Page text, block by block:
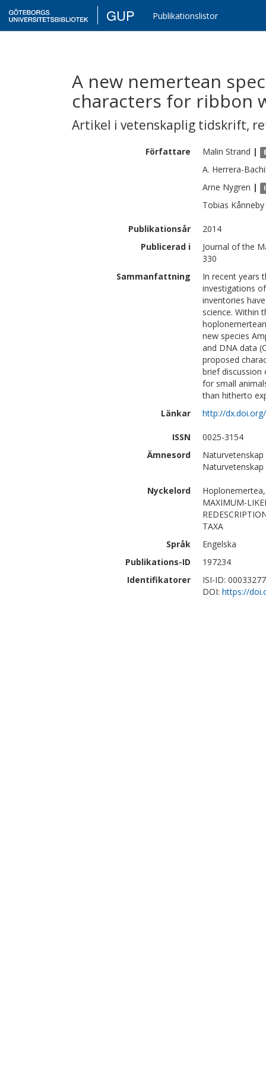
GUP Publikationslistor
A new nemertean
characters for ribbon
Artikel i vetenskaplig tidskrift,
Författare Malin Strand |
A. Herrera-
Arne Nygren |
Tobias Kånneby
Publikationsår
2014
Publicerad i
Journal of the
330
Sammanfattning
In recent years
investigations
inventories
science. Within
new species
and DNA data
proposed
brief discussion
for small
than hitherto
Länkar
http://
ISSN
0025-3154
Ämnesord
Nyckelord
MAXIMUM-
TAXA
Språk
Engelska
Publikations-ID
197234
Identifikatorer
ISI-ID:
DOI: https://